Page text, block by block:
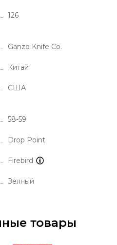
126
Ganzo Knife Co.
Китай
США
58-59
Drop Point
Firebird
Зелный
товары